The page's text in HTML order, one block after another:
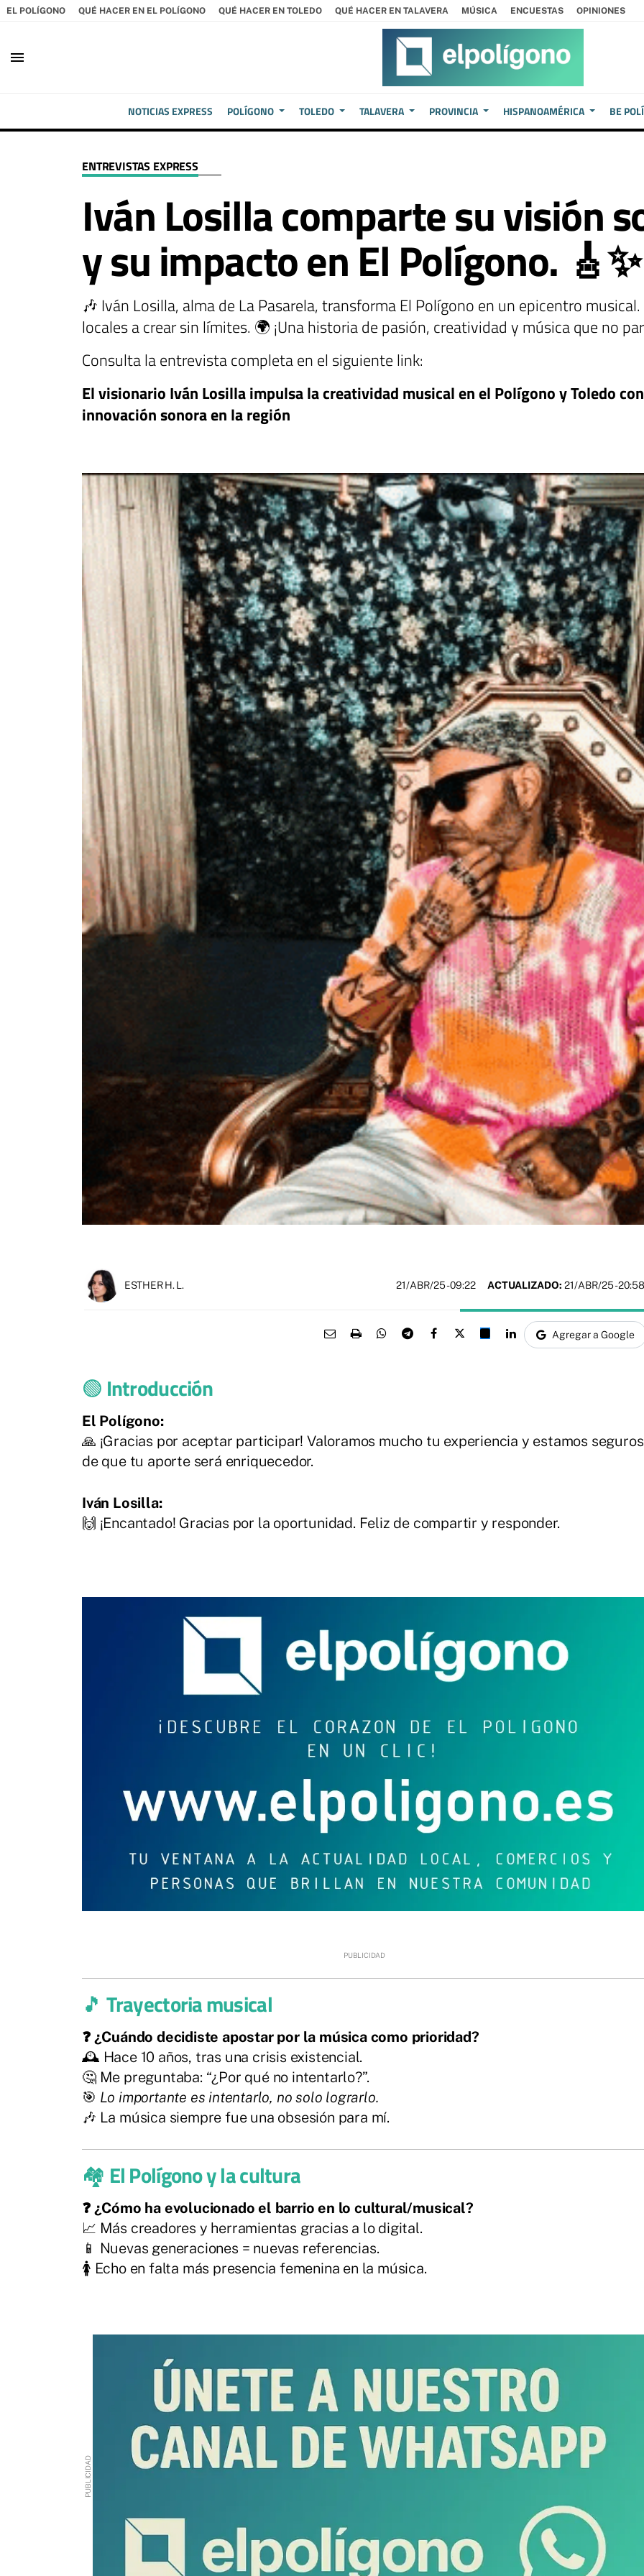
EL POLÍGONO QUÉ HACER EN EL POLÍGONO QUÉ HACER EN TOLEDO QUÉ HACER EN TALAVERA MÚSICA ENCUESTAS OPINIONES
menu
NOTICIAS EXPRESS POLÍGONO TOLEDO TALAVERA PROVINCIA HISPANOAMÉRICA BE
ENTREVISTAS EXPRESS
Iván Losilla comparte su visión
y su impacto en El Polígono. 🎸✨
🎶 Iván Losilla, alma de La Pasarela, transforma El Polígono en un epicentro
locales a crear sin límites. 🌍 ¡Una historia de pasión, creatividad y música que no
Consulta la entrevista completa en el siguiente link:
El visionario Iván Losilla impulsa la creatividad musical en el Polígono y Toledo
innovación sonora en la región
ESTHER H. L. 21/ABR/25- 09:22 ACTUALIZADO: 21/ABR/25 - 20:58
Agregar a Google
🟢 Introducción
El Polígono:
🙏 ¡Gracias por aceptar participar! Valoramos mucho tu experiencia y estamos seguros
de que tu aporte será enriquecedor.
Iván Losilla:
🙌 ¡Encantado! Gracias por la oportunidad. Feliz de compartir y responder.
🎵 Trayectoria musical
❓ ¿Cuándo decidiste apostar por la música como prioridad?
🕰️ Hace 10 años, tras una crisis existencial.
🤔 Me preguntaba: “¿Por qué no intentarlo?”.
🎯 Lo importante es intentarlo, no solo lograrlo.
🎶 La música siempre fue una obsesión para mí.
🏘️ El Polígono y la cultura
❓ ¿Cómo ha evolucionado el barrio en lo cultural/musical?
📈 Más creadores y herramientas gracias a lo digital.
📱 Nuevas generaciones = nuevas referencias.
🚺 Echo en falta más presencia femenina en la música.